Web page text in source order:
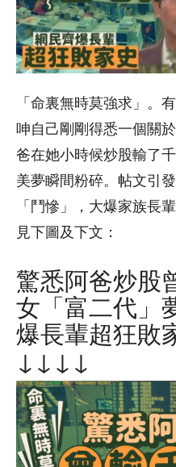
「命裏無時莫強求」。
呻自己剛剛得悉一個關
爸在她小時候炒股輸了
美夢瞬間粉碎。帖文引
「鬥慘」，大爆家族長
見下圖及下文：
驚悉阿爸炒股
女「富二代」
爆長輩超狂敗
↓↓↓↓